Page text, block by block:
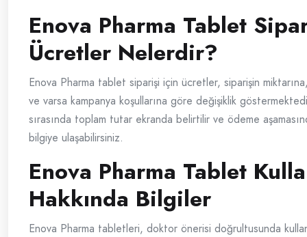
Enova Pharma Tablet
Ücretler Nelerdir?
Enova Pharma tablet siparişi için ücretler, siparişin
ve varsa kampanya koşullarına göre değişiklik
sırasında toplam tutar ekranda belirtilir ve ödeme
bilgiye ulaşabilirsiniz.
Enova Pharma Tablet
Hakkında Bilgiler
Enova Pharma tabletleri, doktor önerisi doğrultusunda